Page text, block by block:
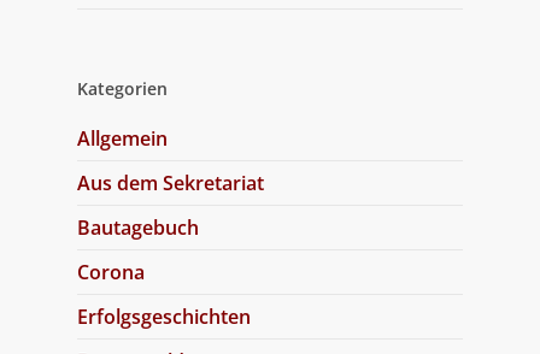
Kategorien
Allgemein
Aus dem Sekretariat
Bautagebuch
Corona
Erfolgsgeschichten